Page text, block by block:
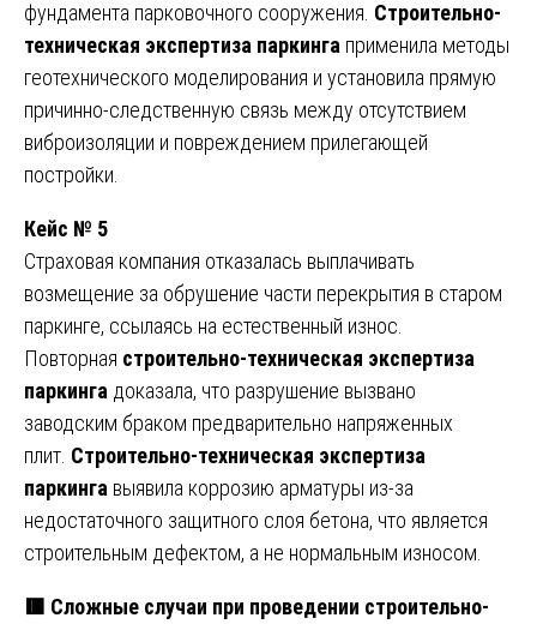
фундамента парковочного сооружения. Строительно-
техническая экспертиза паркинга применила методы
геотехнического моделирования и установила прямую
причинно-следственную связь между отсутствием
виброизоляции и повреждением прилегающей
постройки.
Кейс № 5
Страховая компания отказалась выплачивать
возмещение за обрушение части перекрытия в старом
паркинге, ссылаясь на естественный износ.
Повторная строительно-техническая экспертиза
паркинга доказала, что разрушение вызвано
заводским браком предварительно напряженных
плит. Строительно-техническая экспертиза
паркинга выявила коррозию арматуры из-за
недостаточного защитного слоя бетона, что является
строительным дефектом, а не нормальным износом.
🟥 Сложные случаи при проведении строительно-